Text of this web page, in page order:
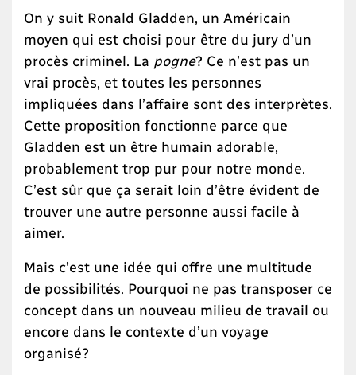
On y suit Ronald Gladden, un Américain
moyen qui est choisi pour être du jury d’un
procès criminel. La pogne? Ce n’est pas un
vrai procès, et toutes les personnes
impliquées dans l’affaire sont des interprètes.
Cette proposition fonctionne parce que
Gladden est un être humain adorable,
probablement trop pur pour notre monde.
C’est sûr que ça serait loin d’être évident de
trouver une autre personne aussi facile à
aimer.
Mais c’est une idée qui offre une multitude
de possibilités. Pourquoi ne pas transposer ce
concept dans un nouveau milieu de travail ou
encore dans le contexte d’un voyage
organisé?